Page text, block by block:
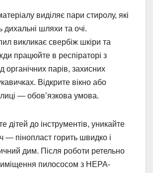
виділяє пари стиролу, які
шляхи та очі.
викликає свербіж шкіри та
працюйте в респіраторі з
органічних парів, захисних
Відкрите вікно або
— обов’язкова умова.
дітей до інструментів, уникайте
— пінопласт горить швидко і
дим. Після роботи ретельно
пилососом з HEPA-